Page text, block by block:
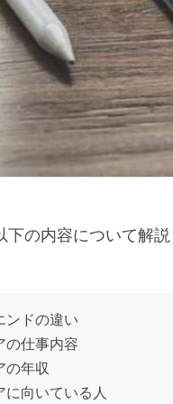
の内容について解説
ンドの違い
の仕事内容
の年収
向いている人